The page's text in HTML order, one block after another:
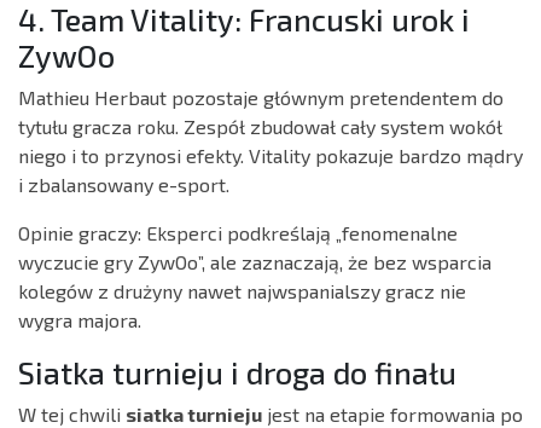
4. Team Vitality: Francuski urok i
ZywOo
Mathieu Herbaut pozostaje głównym pretendentem do
tytułu gracza roku. Zespół zbudował cały system wokół
niego i to przynosi efekty. Vitality pokazuje bardzo mądry
i zbalansowany e-sport.
Opinie graczy: Eksperci podkreślają „fenomenalne
wyczucie gry ZywOo”, ale zaznaczają, że bez wsparcia
kolegów z drużyny nawet najwspanialszy gracz nie
wygra majora.
Siatka turnieju i droga do finału
W tej chwili siatka turnieju jest na etapie formowania po